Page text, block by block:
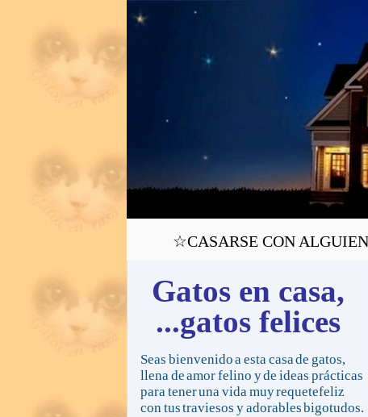
☆CASARSE CON ALGUIEN
Gatos en casa,
...gatos felices
Seas bienvenido a esta casa de gatos,
llena de amor felino y de ideas prácticas
para tener una vida muy requetefeliz
con tus traviesos y adorables bigotudos.